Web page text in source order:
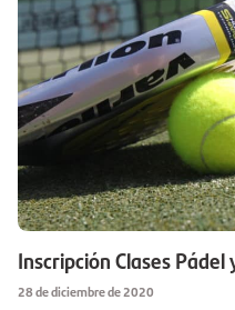
Inscripción Clases Pádel
28 de diciembre de 2020